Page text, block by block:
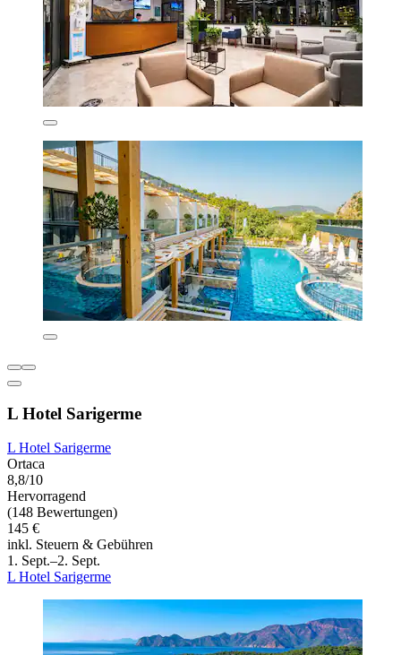
L Hotel Sarigerme
L Hotel Sarigerme
Ortaca
8,8/10
Hervorragend
(148 Bewertungen)
145 €
inkl. Steuern & Gebühren
1. Sept.–2. Sept.
L Hotel Sarigerme